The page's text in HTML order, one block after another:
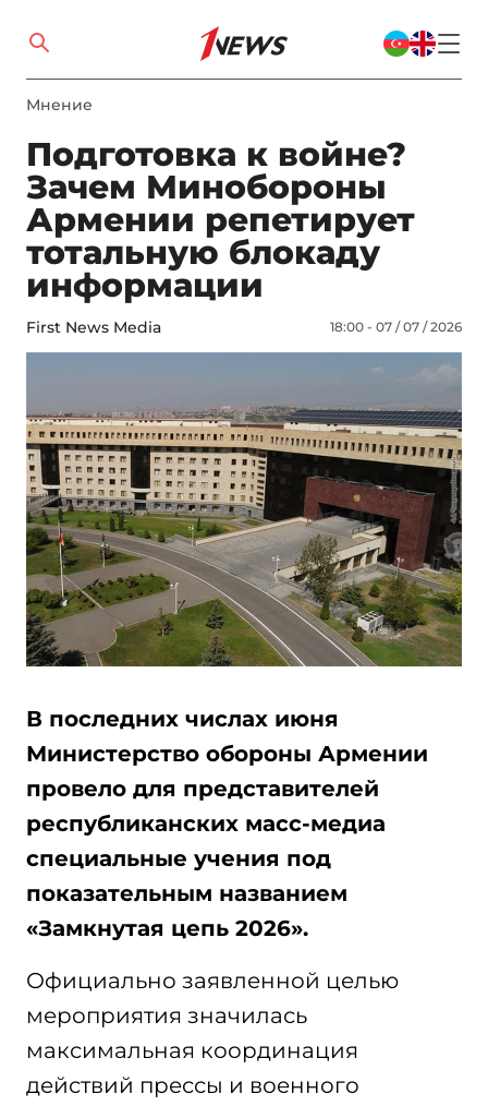
Мнение
Подготовка к войне?
Зачем Минобороны
Армении репетирует
тотальную блокаду
информации
First News Media 18:00 - 07 / 07 / 2026
В последних числах июня
Министерство обороны Армении
провело для представителей
республиканских масс-медиа
специальные учения под
показательным названием
«Замкнутая цепь 2026».
Официально заявленной целью
мероприятия значилась
максимальная координация
действий прессы и военного